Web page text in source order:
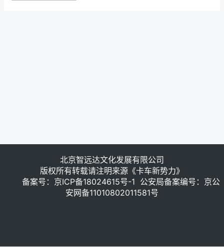
北京智远达文化发展有限公司
版权所有转载请注明来源《卡车新势力》
备案号： 京ICP备18024615号-1 公安局备案编号：京公
安网备11010802011581号